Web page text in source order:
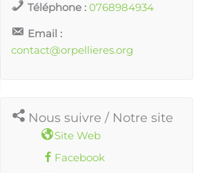
Téléphone : 0768984934
Email :
contact@orpellieres.org
Nous suivre / Notre site
Site Web
Facebook